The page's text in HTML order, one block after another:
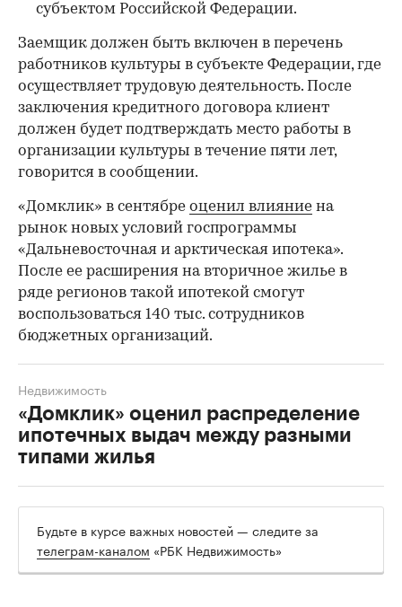
субъектом Российской Федерации.
Заемщик должен быть включен в перечень
работников культуры в субъекте Федерации, где
осуществляет трудовую деятельность. После
заключения кредитного договора клиент
должен будет подтверждать место работы в
организации культуры в течение пяти лет,
говорится в сообщении.
«Домклик» в сентябре оценил влияние на
рынок новых условий госпрограммы
«Дальневосточная и арктическая ипотека».
После ее расширения на вторичное жилье в
ряде регионов такой ипотекой смогут
воспользоваться 140 тыс. сотрудников
бюджетных организаций.
«Домклик» оценил распределение
ипотечных выдач между разными
типами жилья
Недвижимость
Будьте в курсе важных новостей — следите за
телеграм-каналом «РБК Недвижимость»